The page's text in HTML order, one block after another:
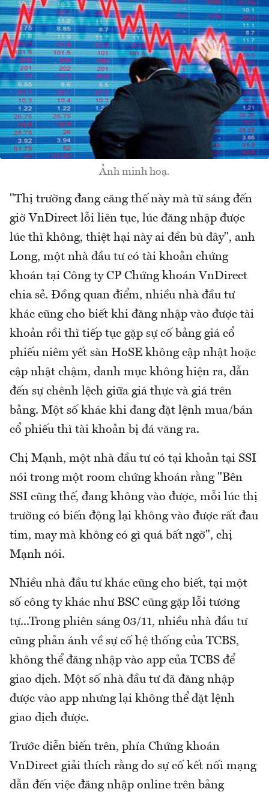
Ảnh minh hoạ.
"Thị trường đang căng thế này mà từ sáng đến
giờ VnDirect lỗi liên tục, lúc đăng nhập được
lúc thì không, thiệt hại này ai đền bù đây", anh
Long, một nhà đầu tư có tài khoản chứng
khoán tại Công ty CP Chứng khoán VnDirect
chia sẻ. Đồng quan điểm, nhiều nhà đầu tư
khác cũng cho biết khi đăng nhập vào được tài
khoản rồi thì tiếp tục gặp sự cố bảng giá cổ
phiếu niêm yết sàn HoSE không cập nhật hoặc
cập nhật chậm, danh mục không hiện ra, dẫn
đến sự chênh lệch giữa giá thực và giá trên
bảng. Một số khác khi đang đặt lệnh mua/bán
cổ phiếu thì tài khoản bị đá văng ra.
Chị Mạnh, một nhà đầu tư có tại khoản tại SSI
nói trong một room chứng khoán rằng "Bên
SSI cũng thế, đang không vào được, mỗi lúc thị
trường có biến động lại không vào được rất đau
tim, may mà không có gì quá bất ngờ", chị
Mạnh nói.
Nhiều nhà đầu tư khác cũng cho biết, tại một
số công ty khác như BSC cũng gặp lỗi tương
tự...Trong phiên sáng 03/11, nhiều nhà đầu tư
cũng phản ánh về sự cố hệ thống của TCBS,
không thể đăng nhập vào app của TCBS để
giao dịch. Một số nhà đầu tư đã đăng nhập
được vào app nhưng lại không thể đặt lệnh
giao dịch được.
Trước diễn biến trên, phía Chứng khoán
VnDirect giải thích rằng do sự cố kết nối mạng
dẫn đến việc đăng nhập online trên bảng